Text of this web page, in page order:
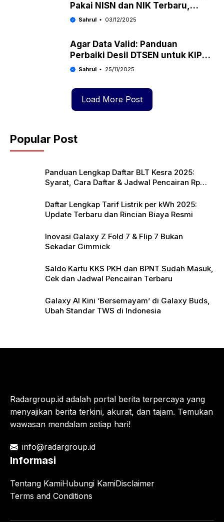
Pakai NISN dan NIK Terbaru,
Mudah dan Cepat
Sahrul 03/12/2025
Agar Data Valid: Panduan
Perbaiki Desil DTSEN untuk KIP
Kuliah 2026 Secara Akurat
Sahrul 25/11/2025
Load More Post
Popular Post
Panduan Lengkap Daftar BLT Kesra 2025:
Syarat, Cara Daftar & Jadwal Pencairan Rp
Daftar Lengkap Tarif Listrik per kWh 2025:
Update Terbaru dan Rincian Biaya Resmi
Inovasi Galaxy Z Fold 7 & Flip 7 Bukan
Sekadar Gimmick
Saldo Kartu KKS PKH dan BPNT Sudah Masuk,
Cek dan Jadwal Pencairan Terbaru
Galaxy AI Kini ‘Bersemayam’ di Galaxy Buds,
Ubah Standar TWS di Indonesia
Radargroup.id adalah portal berita terpercaya yang
menyajikan berita terkini, akurat, dan tajam. Temukan
wawasan mendalam setiap hari!
info@radargroup.id
Informasi
Tentang KamiHubungi KamiDisclaimer
Terms and Conditions